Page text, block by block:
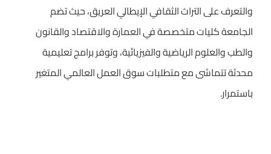
والتعرف على التراث الثقافي الإيطالي العريق، حيث تضم
الجامعة كليات متخصصة في العمارة والاقتصاد والقانون
والطب والعلوم الرياضية والفيزيائية، وتوفر برامج تعليمية
محدثة تتماشى مع متطلبات سوق العمل العالمي المتغير
باستمرار.